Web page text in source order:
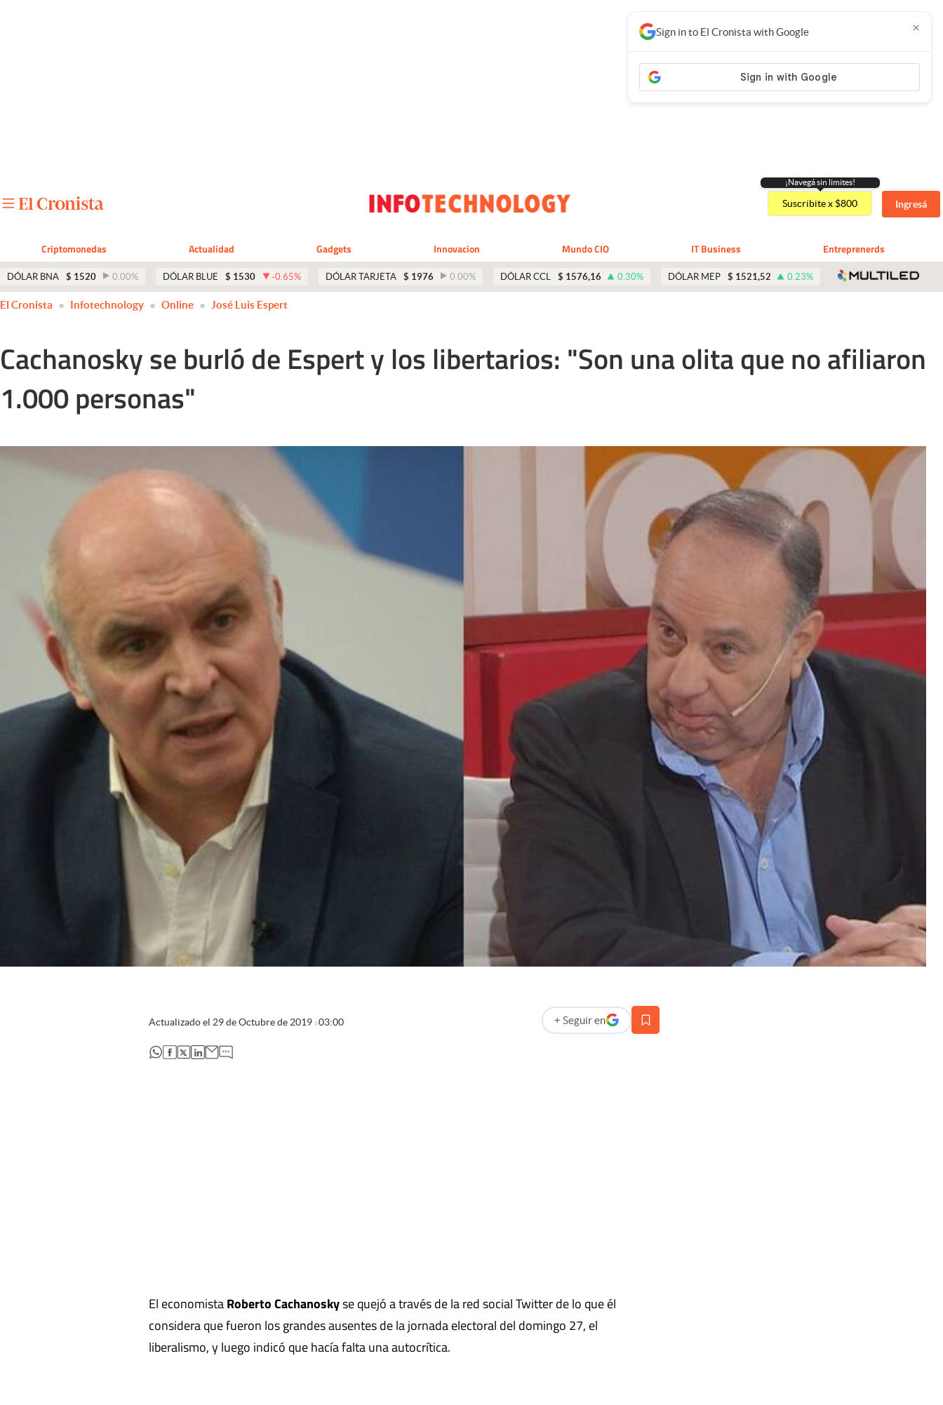
Apertura
Clase
Mundial 2026
¡Navegá sin limites!
Suscribite x $800 Ingresá
Criptomonedas Actualidad Gadgets Innovacion Mundo CIO IT Business Entreprenerds
DÓLAR BNA $ 1520 0.00% DÓLAR BLUE $ 1530 -0.65% DÓLAR TARJETA $ 1976 0.00% DÓLAR CCL $ 1576,16 0.30% DÓLAR MEP $ 1521,52 0.23%
Sign in to El Cronista with Google ×
El Cronista Infotechnology Online José Luis Espert
Cachanosky se burló de Espert y los libertarios: "Son una olita que no afiliaron
1.000 personas"
Actualizado el 29 de Octubre de 2019 03:00 + Seguir en
abre en nueva pestaña
abre en nueva pestaña
abre en nueva pestaña
abre en nueva pestaña
abre en nueva pestaña
El economistaRoberto Cachanoskyse quejó a través de la red social Twitter de lo que él
considera que fueron los grandes ausentes de la jornada electoral del domingo 27, el
liberalismo, y luego indicó que hacía falta una autocrítica.